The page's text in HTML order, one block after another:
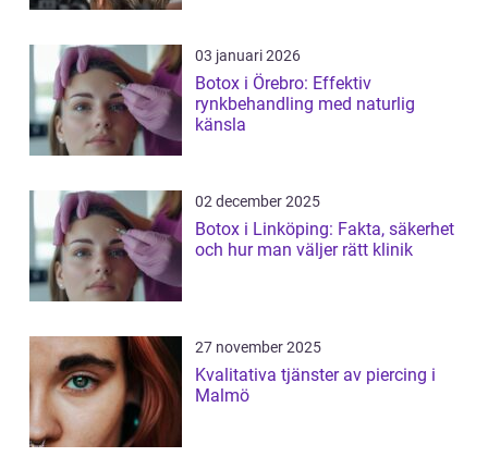
03 januari 2026
Botox i Örebro: Effektiv
rynkbehandling med naturlig
känsla
02 december 2025
Botox i Linköping: Fakta, säkerhet
och hur man väljer rätt klinik
27 november 2025
Kvalitativa tjänster av piercing i
Malmö